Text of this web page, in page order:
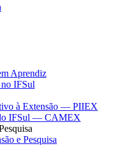
Aprendiz
IFSul
à Extensão — PIIEX
do IFSul — CAMEX
e Pesquisa